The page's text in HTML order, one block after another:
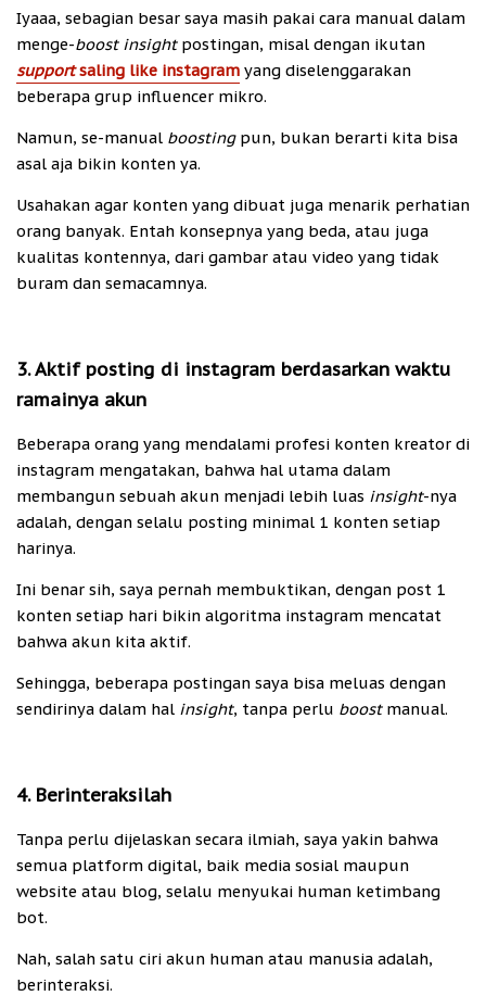
Iyaaa, sebagian besar saya masih pakai cara manual dalam
menge-boost insightpostingan, misal dengan ikutan
supportsaling like instagram yang diselenggarakan
beberapa grup influencer mikro.
Namun, se-manual boosting pun, bukan berarti kita bisa
asal aja bikin konten ya.
Usahakan agar konten yang dibuat juga menarik perhatian
orang banyak. Entah konsepnya yang beda, atau juga
kualitas kontennya, dari gambar atau video yang tidak
buram dan semacamnya.
3. Aktif posting di instagram berdasarkan waktu
ramainya akun
Beberapa orang yang mendalami profesi konten kreator di
instagram mengatakan, bahwa hal utama dalam
membangun sebuah akun menjadi lebih luas insight-nya
adalah, dengan selalu posting minimal 1 konten setiap
harinya.
Ini benar sih, saya pernah membuktikan, dengan post 1
konten setiap hari bikin algoritma instagram mencatat
bahwa akun kita aktif.
Sehingga, beberapa postingan saya bisa meluas dengan
sendirinya dalam hal insight, tanpa perlu boost manual.
4. Berinteraksilah
Tanpa perlu dijelaskan secara ilmiah, saya yakin bahwa
semua platform digital, baik media sosial maupun
website atau blog, selalu menyukai human ketimbang
bot.
Nah, salah satu ciri akun human atau manusia adalah,
berinteraksi.